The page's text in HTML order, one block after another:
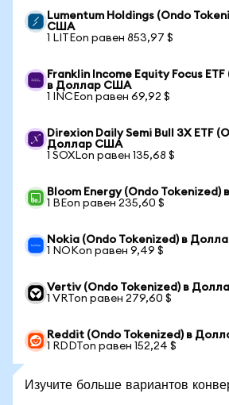
Lumentum Holdings (Ondo
США
1 LITEon равен 853,97 $
Franklin Income Equity Focus
в Доллар США
1 INCEon равен 69,92 $
Direxion Daily Semi Bull 3X ETF
Доллар США
1 SOXLon равен 135,68 $
Bloom Energy (Ondo
1 BEon равен 235,60 $
Nokia (Ondo Tokenized) в
1 NOKon равен 9,49 $
Vertiv (Ondo Tokenized) в
1 VRTon равен 279,60 $
Reddit (Ondo Tokenized) в
1 RDDTon равен 152,24 $
Изучите больше вариантов